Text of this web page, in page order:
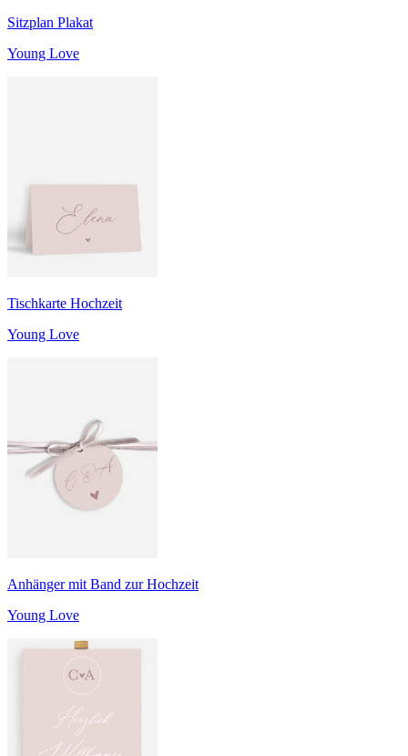
Sitzplan Plakat
Young Love
Tischkarte Hochzeit
Young Love
Anhänger mit Band zur Hochzeit
Young Love